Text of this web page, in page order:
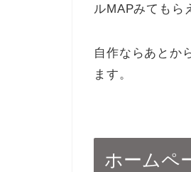
ルMAPみてもら
自作ならあとか
ます。
ホームペ